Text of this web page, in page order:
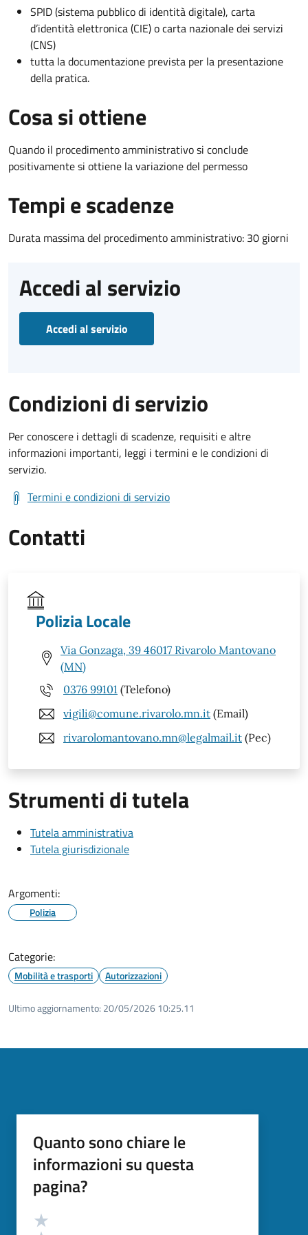
SPID (sistema pubblico di identità digitale), carta
d’identità elettronica (CIE) o carta nazionale dei servizi
(CNS)
tutta la documentazione prevista per la presentazione
della pratica.
Cosa si ottiene
Quando il procedimento amministrativo si conclude
positivamente si ottiene la variazione del permesso
Tempi e scadenze
Durata massima del procedimento amministrativo: 30 giorni
Accedi al servizio
Accedi al servizio
Condizioni di servizio
Per conoscere i dettagli di scadenze, requisiti e altre
informazioni importanti, leggi i termini e le condizioni di
servizio.
Termini e condizioni di servizio
Contatti
Polizia Locale
Via Gonzaga, 39 46017 Rivarolo Mantovano
(MN)
0376 99101 (Telefono)
vigili@comune.rivarolo.mn.it (Email)
rivarolomantovano.mn@legalmail.it (Pec)
Strumenti di tutela
Tutela amministrativa
Tutela giurisdizionale
Argomenti:
Polizia
Categorie:
Mobilità e trasporti Autorizzazioni
Ultimo aggiornamento: 20/05/2026 10:25.11
Quanto sono chiare le
informazioni su questa
pagina?
Valutazione